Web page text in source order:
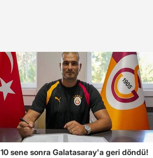
10 sene sonra Galatasaray'a geri döndü!